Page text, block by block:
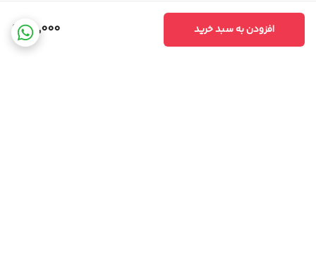
98,000 افزودن به سبد خرید